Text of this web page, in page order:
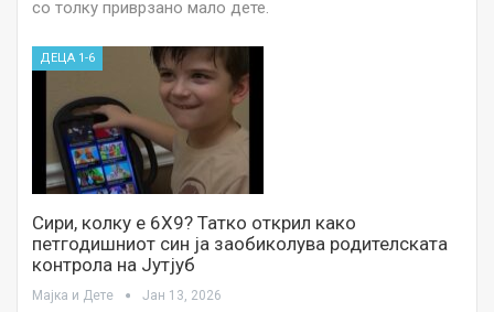
со толку приврзано мало дете.
ДЕЦА 1-6
Сири, колку е 6Х9? Татко открил како
петгодишниот син ја заобиколува родителската
контрола на Јутјуб
Мајка и Дете Јан 13, 2026